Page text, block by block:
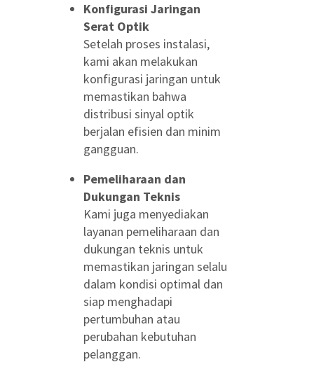
Konfigurasi Jaringan
Serat Optik
Setelah proses instalasi,
kami akan melakukan
konfigurasi jaringan untuk
memastikan bahwa
distribusi sinyal optik
berjalan efisien dan minim
gangguan.
Pemeliharaan dan
Dukungan Teknis
Kami juga menyediakan
layanan pemeliharaan dan
dukungan teknis untuk
memastikan jaringan selalu
dalam kondisi optimal dan
siap menghadapi
pertumbuhan atau
perubahan kebutuhan
pelanggan.